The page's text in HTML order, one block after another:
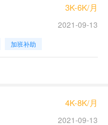
3K-6K/月
2021-09-13
加班补助
4K-8K/月
2021-09-13